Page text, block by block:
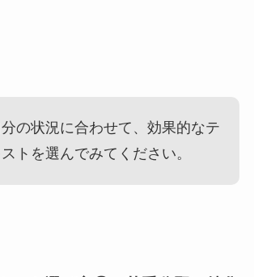
分の状況に合わせて、効果的なテ
トを選んでみてください。